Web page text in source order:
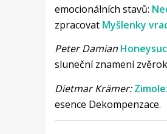
emocionálních stavů:
zpracovat Myšlenky
Peter Damian
sluneční znamení
Dietmar Krämer:
esence Dekompenzace.